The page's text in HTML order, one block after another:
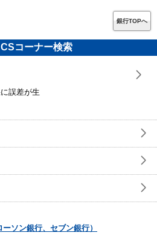
銀行TOPへ
コーナー検索
誤差が生
ソン銀行、セブン銀行）